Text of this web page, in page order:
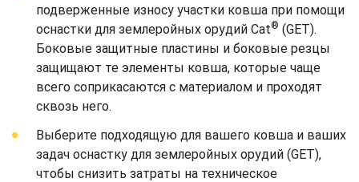
подверженные износу участки ковша при помощи
оснастки для землеройных орудий Cat® (GET).
Боковые защитные пластины и боковые резцы
защищают те элементы ковша, которые чаще
всего соприкасаются с материалом и проходят
сквозь него.
Выберите подходящую для вашего ковша и ваших
задач оснастку для землеройных орудий (GET),
чтобы снизить затраты на техническое